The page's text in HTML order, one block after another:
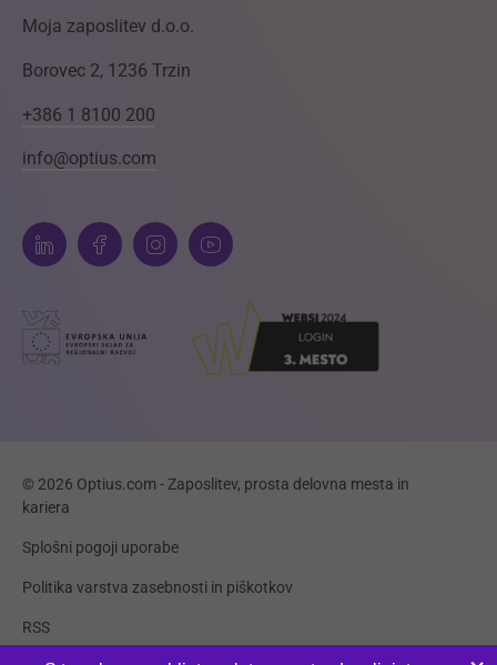
Moja zaposlitev d.o.o.
Borovec 2, 1236 Trzin
+386 1 8100 200
info@optius.com
© 2026 Optius.com - Zaposlitev, prosta delovna mesta in
kariera
Splošni pogoji uporabe
Politika varstva zasebnosti in piškotkov
RSS